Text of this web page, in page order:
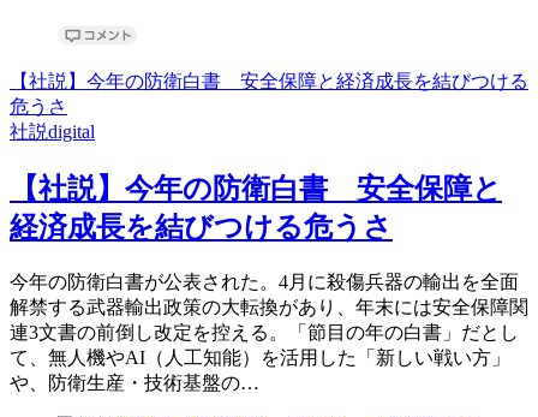
【社説】今年の防衛白書 安全保障と経済成長を結びつける
危うさ
社説digital
【社説】今年の防衛白書 安全保障と
経済成長を結びつける危うさ
今年の防衛白書が公表された。4月に殺傷兵器の輸出を全面
解禁する武器輸出政策の大転換があり、年末には安全保障関
連3文書の前倒し改定を控える。「節目の年の白書」だとし
て、無人機やAI（人工知能）を活用した「新しい戦い方」
や、防衛生産・技術基盤の…